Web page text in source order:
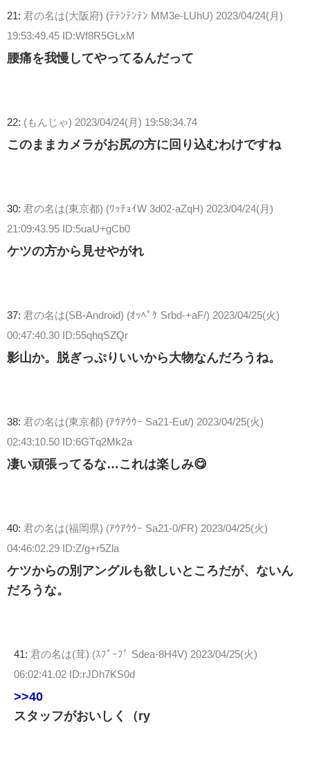
21: 君の名は(大阪府) (ﾃﾃﾝﾃﾝﾃﾝ MM3e-LUhU) 2023/04/24(月)
19:53:49.45 ID:Wf8R5GLxM
腰痛を我慢してやってるんだって
22: (もんじゃ) 2023/04/24(月) 19:58:34.74
このままカメラがお尻の方に回り込むわけですね
30: 君の名は(東京都) (ﾜｯﾁｮｲW 3d02-aZqH) 2023/04/24(月)
21:09:43.95 ID:5uaU+gCb0
ケツの方から見せやがれ
37: 君の名は(SB-Android) (ｵｯﾍﾟｹ Srbd-+aF/) 2023/04/25(火)
00:47:40.30 ID:55qhqSZQr
影山か。脱ぎっぷりいいから大物なんだろうね。
38: 君の名は(東京都) (ｱｳｱｳｳｰ Sa21-Eut/) 2023/04/25(火)
02:43:10.50 ID:6GTq2Mk2a
凄い頑張ってるな…これは楽しみ😋
40: 君の名は(福岡県) (ｱｳｱｳｳｰ Sa21-0/FR) 2023/04/25(火)
04:46:02.29 ID:Z/g+r5Zla
ケツからの別アングルも欲しいところだが、ないん
だろうな。
41: 君の名は(茸) (ｽﾌﾟｰﾌﾟ Sdea-8H4V) 2023/04/25(火)
06:02:41.02 ID:rJDh7KS0d
>>40
スタッフがおいしく（ry